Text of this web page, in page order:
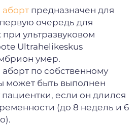
предназначен для
очередь для
ультразвуковом
Ultrahelikeskus
умер.
по собственному
быть выполнен
пациентки, если он длился
(до 8 недель и 6